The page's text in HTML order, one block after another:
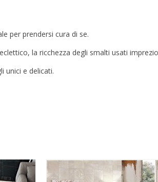
per prendersi cura di se.
la ricchezza degli smalti usati
unici e delicati.